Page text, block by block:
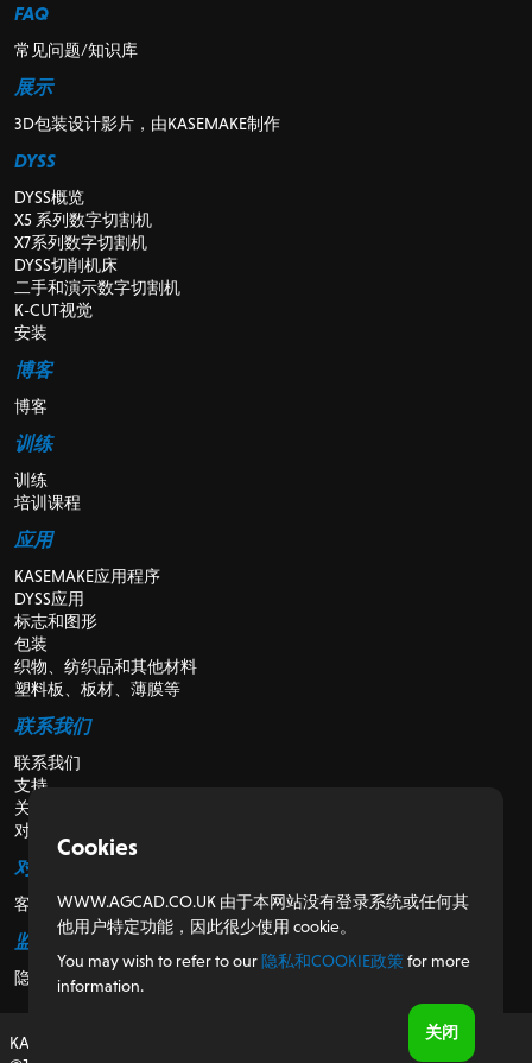
FAQ
常见问题/知识库
展示
3D包装设计影片，由KASEMAKE制作
DYSS
DYSS概览
X5 系列数字切割机
X7系列数字切割机
DYSS切削机床
二手和演示数字切割机
K-CUT视觉
安装
博客
博客
训练
训练
培训课程
应用
KASEMAKE应用程序
DYSS应用
标志和图形
包装
织物、纺织品和其他材料
塑料板、板材、薄膜等
联系我们
联系我们
支持
关于我们
对于经销商
对于客户
客户门户
监管
隐私和Cookie政策
KASEMAKE，在英国设计和开发
Cookies
WWW.AGCAD.CO.UK 由于本网站没有登录系统或任何其
他用户特定功能，因此很少使用 cookie。
You may wish to refer to our 隐私和COOKIE政策for more
information.
关闭